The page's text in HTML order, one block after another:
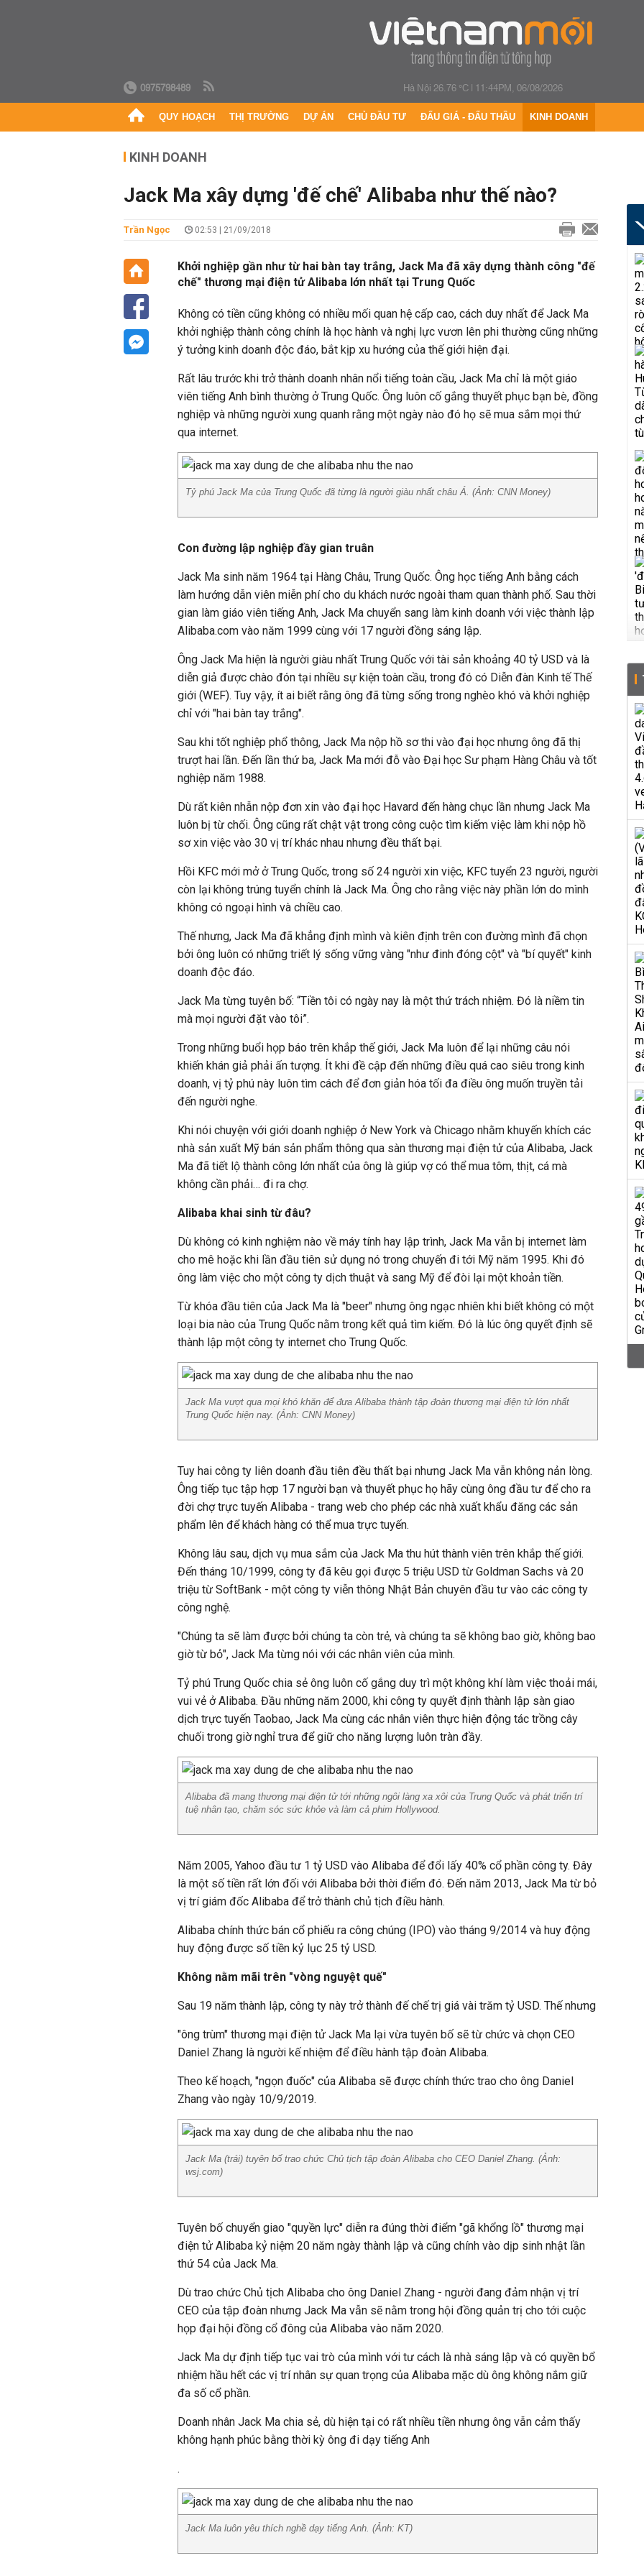
0975798489 Hà Nội 26.76 °C| 11:44PM, 06/08/2026
QUY HOẠCH THỊ TRƯỜNG DỰ ÁN CHỦ ĐẦU TƯ ĐẤU GIÁ - ĐẤU THẦU KINH DOANH
KINH DOANH
Jack Ma xây dựng 'đế chế' Alibaba như thế nào?
Trần Ngọc 02:53 | 21/09/2018
Khởi nghiệp gần như từ hai bàn tay trắng, Jack Ma đã xây dựng thành công "đế
chế" thương mại điện tử Alibaba lớn nhất tại Trung Quốc
Không có tiền cũng không có nhiều mối quan hệ cấp cao, cách duy nhất để Jack Ma
khởi nghiệp thành công chính là học hành và nghị lực vươn lên phi thường cũng những
ý tưởng kinh doanh độc đáo, bắt kịp xu hướng của thế giới hiện đại.
Rất lâu trước khi trở thành doanh nhân nổi tiếng toàn cầu, Jack Ma chỉ là một giáo
viên tiếng Anh bình thường ở Trung Quốc. Ông luôn cố gắng thuyết phục bạn bè, đồng
nghiệp và những người xung quanh rằng một ngày nào đó họ sẽ mua sắm mọi thứ
qua internet.
Tỷ phú Jack Ma của Trung Quốc đã từng là người giàu nhất châu Á. (Ảnh: CNN Money)
Con đường lập nghiệp đầy gian truân
Jack Ma sinh năm 1964 tại Hàng Châu, Trung Quốc. Ông học tiếng Anh bằng cách
làm hướng dẫn viên miễn phí cho du khách nước ngoài tham quan thành phố. Sau thời
gian làm giáo viên tiếng Anh, Jack Ma chuyển sang làm kinh doanh với việc thành lập
Alibaba.com vào năm 1999 cùng với 17 người đồng sáng lập.
Ông Jack Ma hiện là người giàu nhất Trung Quốc với tài sản khoảng 40 tỷ USD và là
diễn giả được chào đón tại nhiều sự kiện toàn cầu, trong đó có Diễn đàn Kinh tế Thế
giới (WEF). Tuy vậy, ít ai biết rằng ông đã từng sống trong nghèo khó và khởi nghiệp
chỉ với "hai bàn tay trắng".
Sau khi tốt nghiệp phổ thông, Jack Ma nộp hồ sơ thi vào đại học nhưng ông đã thị
trượt hai lần. Đến lần thứ ba, Jack Ma mới đỗ vào Đại học Sư phạm Hàng Châu và tốt
nghiệp năm 1988.
Dù rất kiên nhẫn nộp đơn xin vào đại học Havard đến hàng chục lần nhưng Jack Ma
luôn bị từ chối. Ông cũng rất chật vật trong công cuộc tìm kiếm việc làm khi nộp hồ
sơ xin việc vào 30 vị trí khác nhau nhưng đều thất bại.
Hồi KFC mới mở ở Trung Quốc, trong số 24 người xin việc, KFC tuyển 23 người, người
còn lại không trúng tuyển chính là Jack Ma. Ông cho rằng việc này phần lớn do mình
không có ngoại hình và chiều cao.
Thế nhưng, Jack Ma đã khẳng định mình và kiên định trên con đường mình đã chọn
bởi ông luôn có những triết lý sống vững vàng "như đinh đóng cột" và "bí quyết" kinh
doanh độc đáo.
Jack Ma từng tuyên bố: “Tiền tôi có ngày nay là một thứ trách nhiệm. Đó là niềm tin
mà mọi người đặt vào tôi”.
Trong những buổi họp báo trên khắp thế giới, Jack Ma luôn để lại những câu nói
khiến khán giả phải ấn tượng. Ít khi đề cập đến những điều quá cao siêu trong kinh
doanh, vị tỷ phú này luôn tìm cách để đơn giản hóa tối đa điều ông muốn truyền tải
đến người nghe.
Khi nói chuyện với giới doanh nghiệp ở New York và Chicago nhằm khuyến khích các
nhà sản xuất Mỹ bán sản phẩm thông qua sàn thương mại điện tử của Alibaba, Jack
Ma đã tiết lộ thành công lớn nhất của ông là giúp vợ có thể mua tôm, thịt, cá mà
không cần phải… đi ra chợ.
Alibaba khai sinh từ đâu?
Dù không có kinh nghiệm nào về máy tính hay lập trình, Jack Ma vẫn bị internet làm
cho mê hoặc khi lần đầu tiên sử dụng nó trong chuyến đi tới Mỹ năm 1995. Khi đó
ông làm việc cho một công ty dịch thuật và sang Mỹ để đòi lại một khoản tiền.
Từ khóa đầu tiên của Jack Ma là "beer" nhưng ông ngạc nhiên khi biết không có một
loại bia nào của Trung Quốc nằm trong kết quả tìm kiếm. Đó là lúc ông quyết định sẽ
thành lập một công ty internet cho Trung Quốc.
Jack Ma vượt qua mọi khó khăn để đưa Alibaba thành tập đoàn thương mại điện tử lớn nhất
Trung Quốc hiện nay. (Ảnh: CNN Money)
Tuy hai công ty liên doanh đầu tiên đều thất bại nhưng Jack Ma vẫn không nản lòng.
Ông tiếp tục tập hợp 17 người bạn và thuyết phục họ hãy cùng ông đầu tư để cho ra
đời chợ trực tuyến Alibaba - trang web cho phép các nhà xuất khẩu đăng các sản
phẩm lên để khách hàng có thể mua trực tuyến.
Không lâu sau, dịch vụ mua sắm của Jack Ma thu hút thành viên trên khắp thế giới.
Đến tháng 10/1999, công ty đã kêu gọi được 5 triệu USD từ Goldman Sachs và 20
triệu từ SoftBank - một công ty viễn thông Nhật Bản chuyên đầu tư vào các công ty
công nghệ.
"Chúng ta sẽ làm được bởi chúng ta còn trẻ, và chúng ta sẽ không bao giờ, không bao
giờ từ bỏ", Jack Ma từng nói với các nhân viên của mình.
Tỷ phú Trung Quốc chia sẻ ông luôn cố gắng duy trì một không khí làm việc thoải mái,
vui vẻ ở Alibaba. Đầu những năm 2000, khi công ty quyết định thành lập sàn giao
dịch trực tuyến Taobao, Jack Ma cùng các nhân viên thực hiện động tác trồng cây
chuối trong giờ nghỉ trưa để giữ cho năng lượng luôn tràn đầy.
Alibaba đã mang thương mại điện tử tới những ngôi làng xa xôi của Trung Quốc và phát triển trí
tuệ nhân tạo, chăm sóc sức khỏe và làm cả phim Hollywood.
Năm 2005, Yahoo đầu tư 1 tỷ USD vào Alibaba để đổi lấy 40% cổ phần công ty. Đây
là một số tiền rất lớn đối với Alibaba bởi thời điểm đó. Đến năm 2013, Jack Ma từ bỏ
vị trí giám đốc Alibaba để trở thành chủ tịch điều hành.
Alibaba chính thức bán cổ phiếu ra công chúng (IPO) vào tháng 9/2014 và huy động
huy động được số tiền kỷ lục 25 tỷ USD.
Không nằm mãi trên "vòng nguyệt quế"
Sau 19 năm thành lập, công ty này trở thành đế chế trị giá vài trăm tỷ USD. Thế nhưng
"ông trùm" thương mại điện tử Jack Ma lại vừa tuyên bố sẽ từ chức và chọn CEO
Daniel Zhang là người kế nhiệm để điều hành tập đoàn Alibaba.
Theo kế hoạch, "ngọn đuốc" của Alibaba sẽ được chính thức trao cho ông Daniel
Zhang vào ngày 10/9/2019.
Jack Ma (trái) tuyên bố trao chức Chủ tịch tập đoàn Alibaba cho CEO Daniel Zhang. (Ảnh:
wsj.com)
Tuyên bố chuyển giao "quyền lực" diễn ra đúng thời điểm "gã khổng lồ" thương mại
điện tử Alibaba kỷ niệm 20 năm ngày thành lập và cũng chính vào dịp sinh nhật lần
thứ 54 của Jack Ma.
Dù trao chức Chủ tịch Alibaba cho ông Daniel Zhang - người đang đảm nhận vị trí
CEO của tập đoàn nhưng Jack Ma vẫn sẽ nằm trong hội đồng quản trị cho tới cuộc
họp đại hội đồng cổ đông của Alibaba vào năm 2020.
Jack Ma dự định tiếp tục vai trò của mình với tư cách là nhà sáng lập và có quyền bổ
nhiệm hầu hết các vị trí nhân sự quan trọng của Alibaba mặc dù ông không nắm giữ
đa số cổ phần.
Doanh nhân Jack Ma chia sẻ, dù hiện tại có rất nhiều tiền nhưng ông vẫn cảm thấy
không hạnh phúc bằng thời kỳ ông đi dạy tiếng Anh
.
Jack Ma luôn yêu thích nghề dạy tiếng Anh. (Ảnh: KT)